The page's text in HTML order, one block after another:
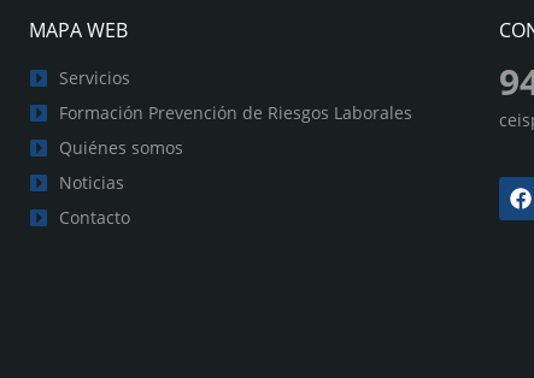
MAPA WEB
Servicios
Formación Prevención de Riesgos Laborales
Quiénes somos
Noticias
Contacto